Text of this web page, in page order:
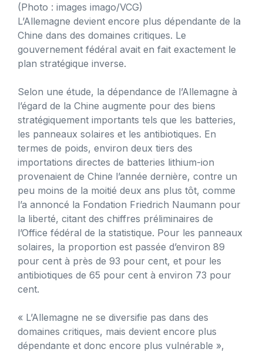
(Photo : images imago/VCG)
L’Allemagne devient encore plus dépendante de la
Chine dans des domaines critiques. Le
gouvernement fédéral avait en fait exactement le
plan stratégique inverse.
Selon une étude, la dépendance de l’Allemagne à
l’égard de la Chine augmente pour des biens
stratégiquement importants tels que les batteries,
les panneaux solaires et les antibiotiques. En
termes de poids, environ deux tiers des
importations directes de batteries lithium-ion
provenaient de Chine l’année dernière, contre un
peu moins de la moitié deux ans plus tôt, comme
l’a annoncé la Fondation Friedrich Naumann pour
la liberté, citant des chiffres préliminaires de
l’Office fédéral de la statistique. Pour les panneaux
solaires, la proportion est passée d’environ 89
pour cent à près de 93 pour cent, et pour les
antibiotiques de 65 pour cent à environ 73 pour
cent.
« L’Allemagne ne se diversifie pas dans des
domaines critiques, mais devient encore plus
dépendante et donc encore plus vulnérable »,